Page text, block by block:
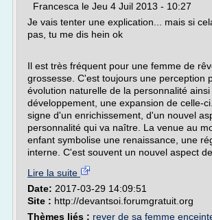
Francesca le Jeu 4 Juil 2013 - 10:27
Je vais tenter une explication... mais si
pas, tu me dis hein ok
Il est très fréquent pour une femme de
grossesse. C'est toujours une perception
évolution naturelle de la personnalité ainsi
développement, une expansion de celle-
signe d'un enrichissement, d'un nouvel
personnalité qui va naître. La venue au
enfant symbolise une renaissance, une
interne. C'est souvent un nouvel aspect
Lire la suite
Date: 2017-03-29 14:09:51
Site : http://devantsoi.forumgratuit.org
Thèmes liés : rever de sa femme